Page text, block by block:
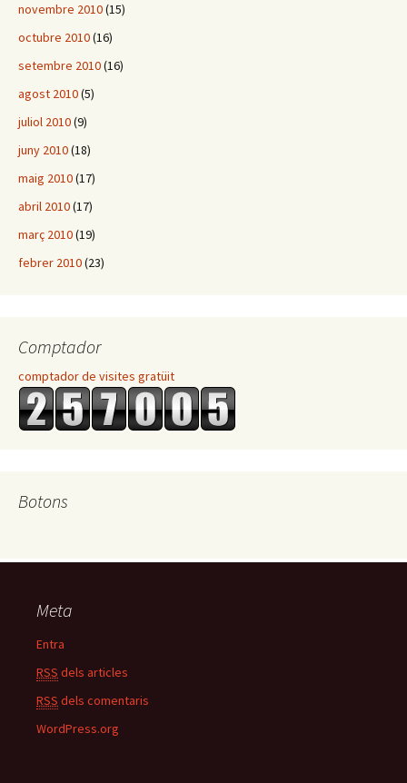
novembre 2010(15)
octubre 2010(16)
setembre 2010(16)
agost 2010(5)
juliol 2010(9)
juny 2010(18)
maig 2010(17)
abril 2010(17)
març 2010(19)
febrer 2010(23)
Comptador
comptador de visites gratüit
Botons
Meta
Entra
RSS dels articles
RSS dels comentaris
WordPress.org